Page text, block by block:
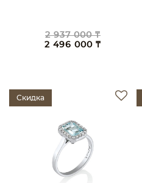
2 937 000 ₸
2 496 000 ₸
Скидка